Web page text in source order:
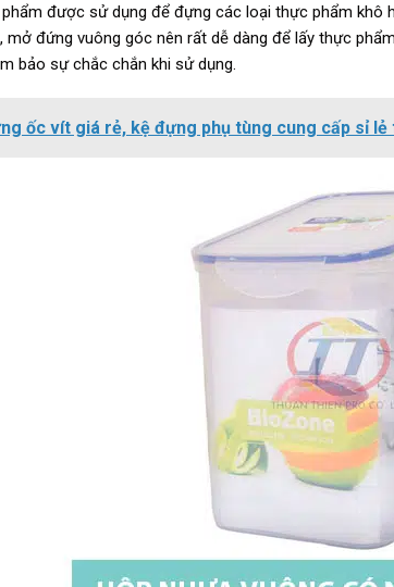
được sử dụng để đựng các loại thực phẩm
mở đứng vuông góc nên rất dễ dàng để lấy thực
bảo sự chắc chắn khi sử dụng.
ốc vít giá rẻ, kệ đựng phụ tùng cung cấp sỉ lẻ